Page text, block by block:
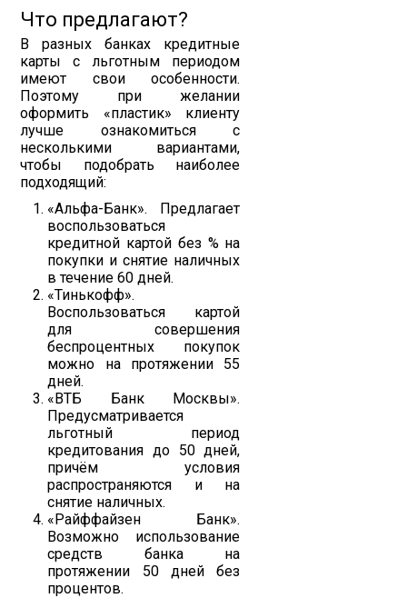
Что предлагают?
В разных банках кредитные
карты с льготным периодом
имеют свои особенности.
Поэтому при желании
оформить «пластик» клиенту
лучше ознакомиться с
несколькими вариантами,
чтобы подобрать наиболее
подходящий:
«Альфа-Банк». Предлагает
воспользоваться
кредитной картой без % на
покупки и снятие наличных
в течение 60 дней.
«Тинькофф».
Воспользоваться картой
для совершения
беспроцентных покупок
можно на протяжении 55
дней.
«ВТБ Банк Москвы».
Предусматривается
льготный период
кредитования до 50 дней,
причём условия
распространяются и на
снятие наличных.
«Райффайзен Банк».
Возможно использование
средств банка на
протяжении 50 дней без
процентов.